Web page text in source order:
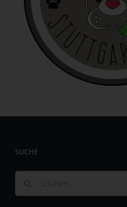
SUCHE
nach:
einer Kennung wie einem
zu Standortdaten, zu einer
einem oder mehreren
Ausdruck der physischen,
psychischen, wirtschaftlichen,
Identität dieser natürlichen
werden kann.
b) betroffene Person
identifizierbare natürliche
c) Verarbeitung
Verarbeitung ist jeder mit
Vorgangsreihe im